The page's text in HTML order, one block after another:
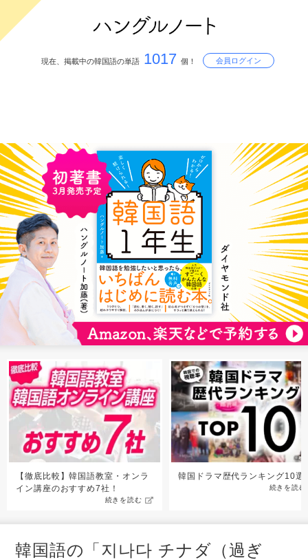
現在、掲載中の韓国語の単語 1017 個！ 会員ログイン
【徹底比較】韓国語教室・オンラ
イン講座のおすすめ7社！
続きを読む
韓国ドラマ歴代ランキング10選
続きを読む
韓国語の「지나다 チナダ（過ぎ